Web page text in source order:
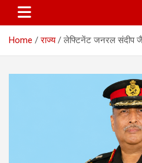
Home राज्य लेफ्टिनेंट जनरल संदीप